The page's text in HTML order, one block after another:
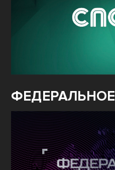
ФЕДЕРАЛЬНОЕ